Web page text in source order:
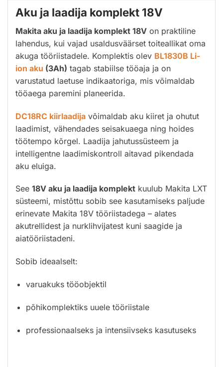
Aku ja laadija komplekt 18V
Makita aku ja laadija komplekt 18V on praktiline
lahendus, kui vajad usaldusväärset toiteallikat oma
akuga tööriistadele. Komplektis olev BL1830B Li-
ion aku (3Ah) tagab stabiilse tööaja ja on
varustatud laetuse indikaatoriga, mis võimaldab
tööaega paremini planeerida.
DC18RC kiirlaadija võimaldab aku kiiret ja ohutut
laadimist, vähendades seisakuaega ning hoides
töötempo kõrgel. Laadija jahutussüsteem ja
intelligentne laadimiskontroll aitavad pikendada
aku eluiga.
See 18V aku ja laadija komplekt kuulub Makita LXT
süsteemi, mistõttu sobib see kasutamiseks paljude
erinevate Makita 18V tööriistadega – alates
akutrellidest ja nurklihvijatest kuni saagide ja
aiatööriistadeni.
Sobib ideaalselt:
varuakuks tööobjektil
põhikomplektiks uuele tööriistale
professionaalseks ja intensiivseks kasutuseks